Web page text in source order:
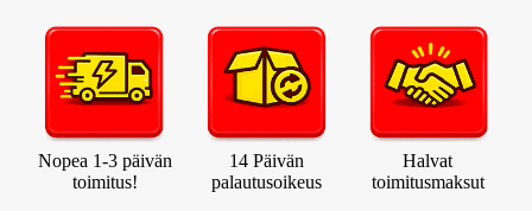
Nopea 1-3 päivän
toimitus!
14 Päivän
palautusoikeus
Halvat
toimitusmaksut